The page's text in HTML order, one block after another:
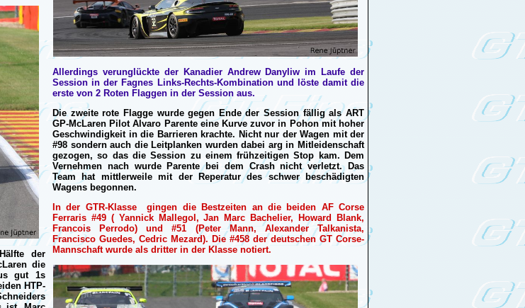
der
die
gut 1s
HTP-
Allerdings verunglückte der Kanadier Andrew Danyliw im Laufe der
Session in der Fagnes Links-Rechts-Kombination und löste damit die
erste von 2 Roten Flaggen in der Session aus.
Die zweite rote Flagge wurde gegen Ende der Session fällig als ART
GP-McLaren Pilot Alvaro Parente eine Kurve zuvor in Pohon mit hoher
Geschwindigkeit in die Barrieren krachte. Nicht nur der Wagen mit der
#98 sondern auch die Leitplanken wurden dabei arg in Mitleidenschaft
gezogen, so das die Session zu einem frühzeitigen Stop kam. Dem
Vernehmen nach wurde Parente bei dem Crash nicht verletzt. Das
Team hat mittlerweile mit der Reperatur des schwer beschädigten
Wagens begonnen.
In der GTR-Klasse gingen die Bestzeiten an die beiden AF Corse
Ferraris #49 ( Yannick Mallegol, Jan Marc Bachelier, Howard Blank,
Francois Perrodo) und #51 (Peter Mann, Alexander Talkanista,
Francisco Guedes, Cedric Mezard). Die #458 der deutschen GT Corse-
Mannschaft wurde als dritter in der Klasse notiert.